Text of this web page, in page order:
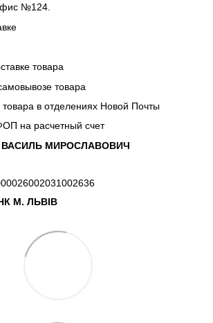
№124.
товара
товара
в отделениях Новой Почты
на расчетный счет
МИРОСЛАВОВИЧ
М. ЛЬВІВ